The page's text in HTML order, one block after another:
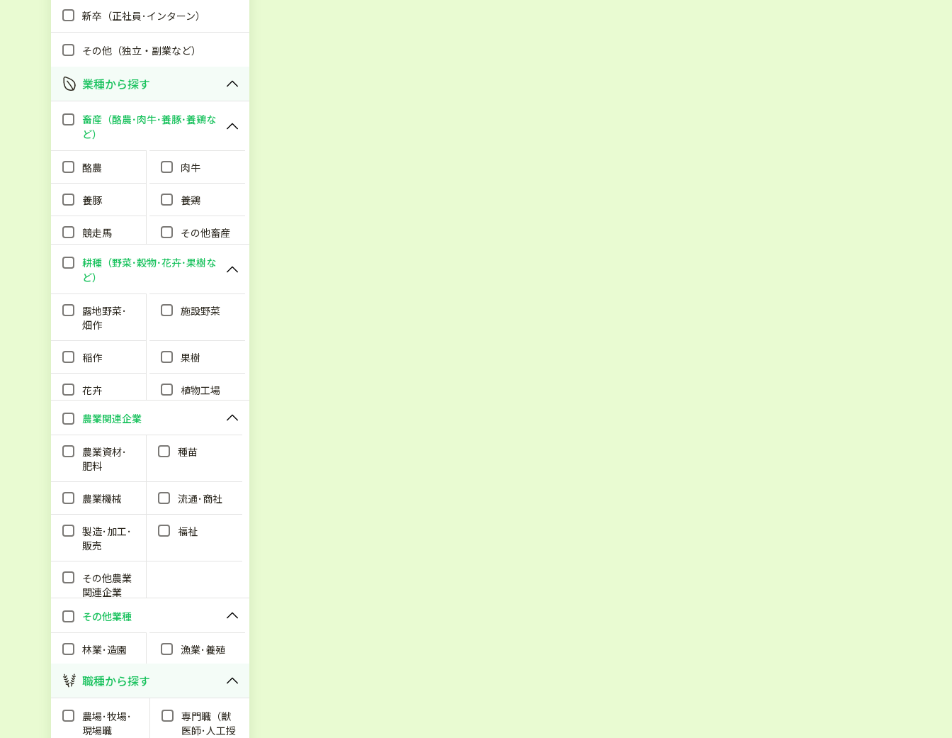
新卒（正社員･インターン）
その他（独立・副業など）
業種から探す
畜産（酪農･肉牛･養豚･養鶏な
ど）
酪農 肉牛
養豚 養鶏
競走馬 その他畜産
耕種（野菜･穀物･花卉･果樹な
ど）
露地野菜･
畑作
施設野菜
稲作 果樹
花卉
植物工場
農業関連企業
農業資材･
肥料
種苗
農業機械 流通･商社
製造･加工･
販売
福祉
その他農業
関連企業
その他業種
林業･造園 漁業･養殖
職種から探す
農場･牧場･
現場職
専門職（獣
医師･人工授